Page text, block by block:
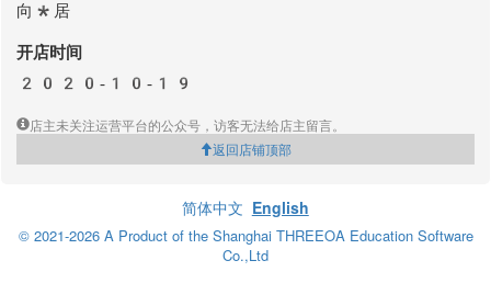
向*居
开店时间
2020-10-19
店主未关注运营平台的公众号，访客无法给店主留言。
返回店铺顶部
简体中文 English
© 2021-2026 A Product of the Shanghai THREEOA Education Software
Co.,Ltd